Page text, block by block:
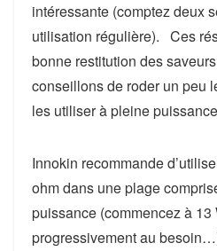
intéressante (comptez deux
utilisation régulière). Ces
bonne restitution des
conseillons de roder un peu
les utiliser à pleine
Innokin recommande
ohmdans une plage
puissance (commencez à 13
progressivement au